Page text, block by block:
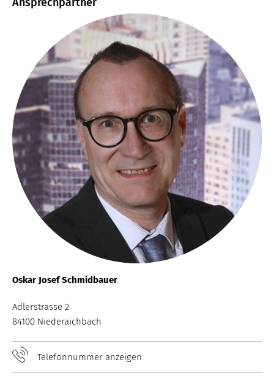
Oskar Josef Schmidbauer
Adlerstrasse 2
84100 Niederaichbach
Telefonnummer anzeigen